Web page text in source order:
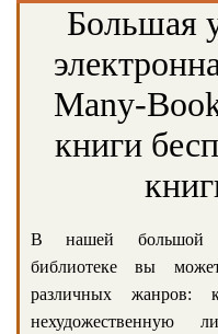
Большая
Many-
книги
В нашей большой
библиотеке вы
различных жанров:
нехудожественную